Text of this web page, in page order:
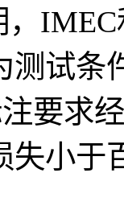
测试条
要求
失小于